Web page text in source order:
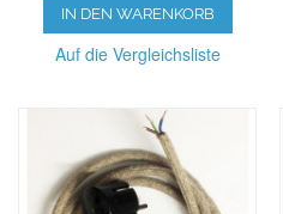
IN DEN WARENKORB
Auf die Vergleichsliste